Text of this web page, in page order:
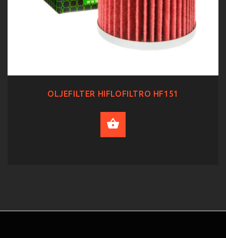
OLJEFILTER HIFLOFILTRO HF151